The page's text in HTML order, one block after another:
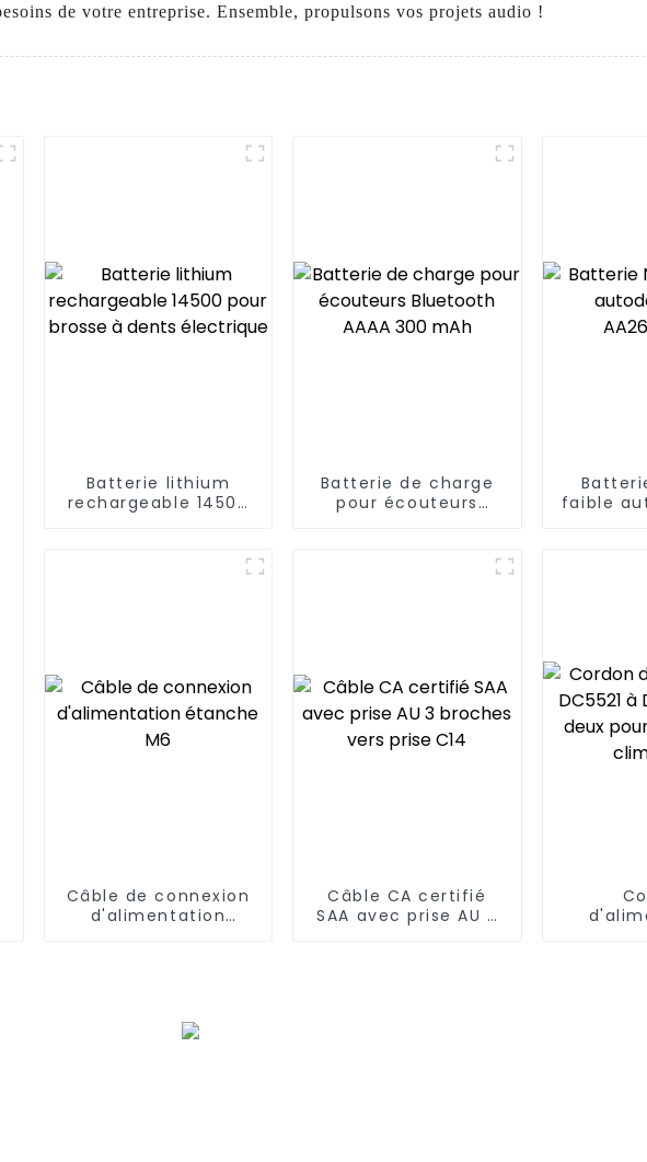
de votre entreprise. Ensemble, propulsons vos projets audio !
Batterie lithium
rechargeable 14500
Batterie de charge
pour écouteurs
faible
Câble de connexion
d'alimentation
Câble CA certifié
SAA avec prise AU 3